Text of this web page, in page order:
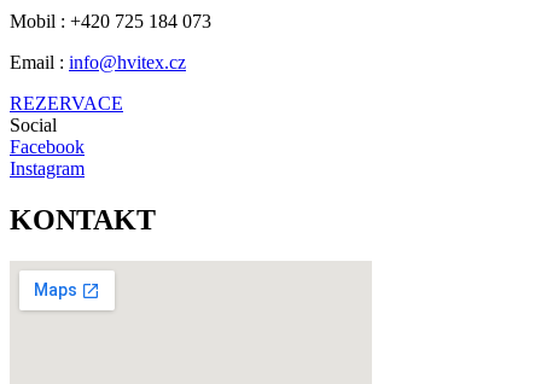
Mobil : +420 725 184 073
Email : info@hvitex.cz
REZERVACE
Social
Facebook
Instagram
KONTAKT